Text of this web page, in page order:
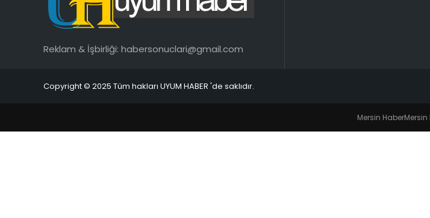
Reklam & İşbirliği: habersonuclari@gmail.com
Copyright © 2025 Tüm hakları UYUM HABER 'de saklıdır.
Mersin HaberMersin